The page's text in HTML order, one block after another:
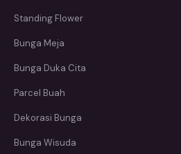
Standing Flower
Bunga Meja
Bunga Duka Cita
Parcel Buah
Dekorasi Bunga
Bunga Wisuda